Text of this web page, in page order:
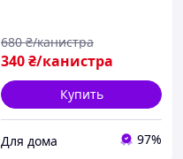
340₴/канистра
680 ₴/канистра
Купить
Для дома 97%